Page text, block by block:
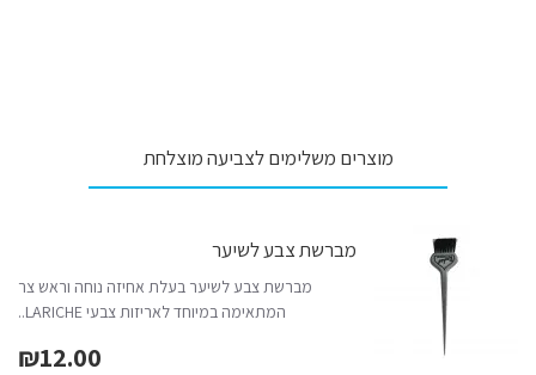
מוצרים משלימים לצביעה מוצלחת
מברשת צבע לשיער
מברשת צבע לשיער בעלת אחיזה נוחה וראש צר
המתאימה במיוחד לאריזות צבעי LARICHE..
₪12.00